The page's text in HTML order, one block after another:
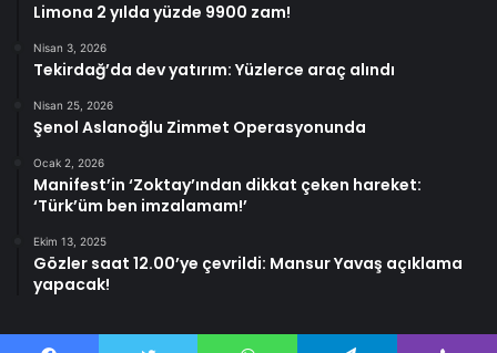
Limona 2 yılda yüzde 9900 zam!
Nisan 3, 2026
Tekirdağ’da dev yatırım: Yüzlerce araç alındı
Nisan 25, 2026
Şenol Aslanoğlu Zimmet Operasyonunda
Ocak 2, 2026
Manifest’in ‘Zoktay’ından dikkat çeken hareket:
‘Türk’üm ben imzalamam!’
Ekim 13, 2025
Gözler saat 12.00’ye çevrildi: Mansur Yavaş açıklama
yapacak!